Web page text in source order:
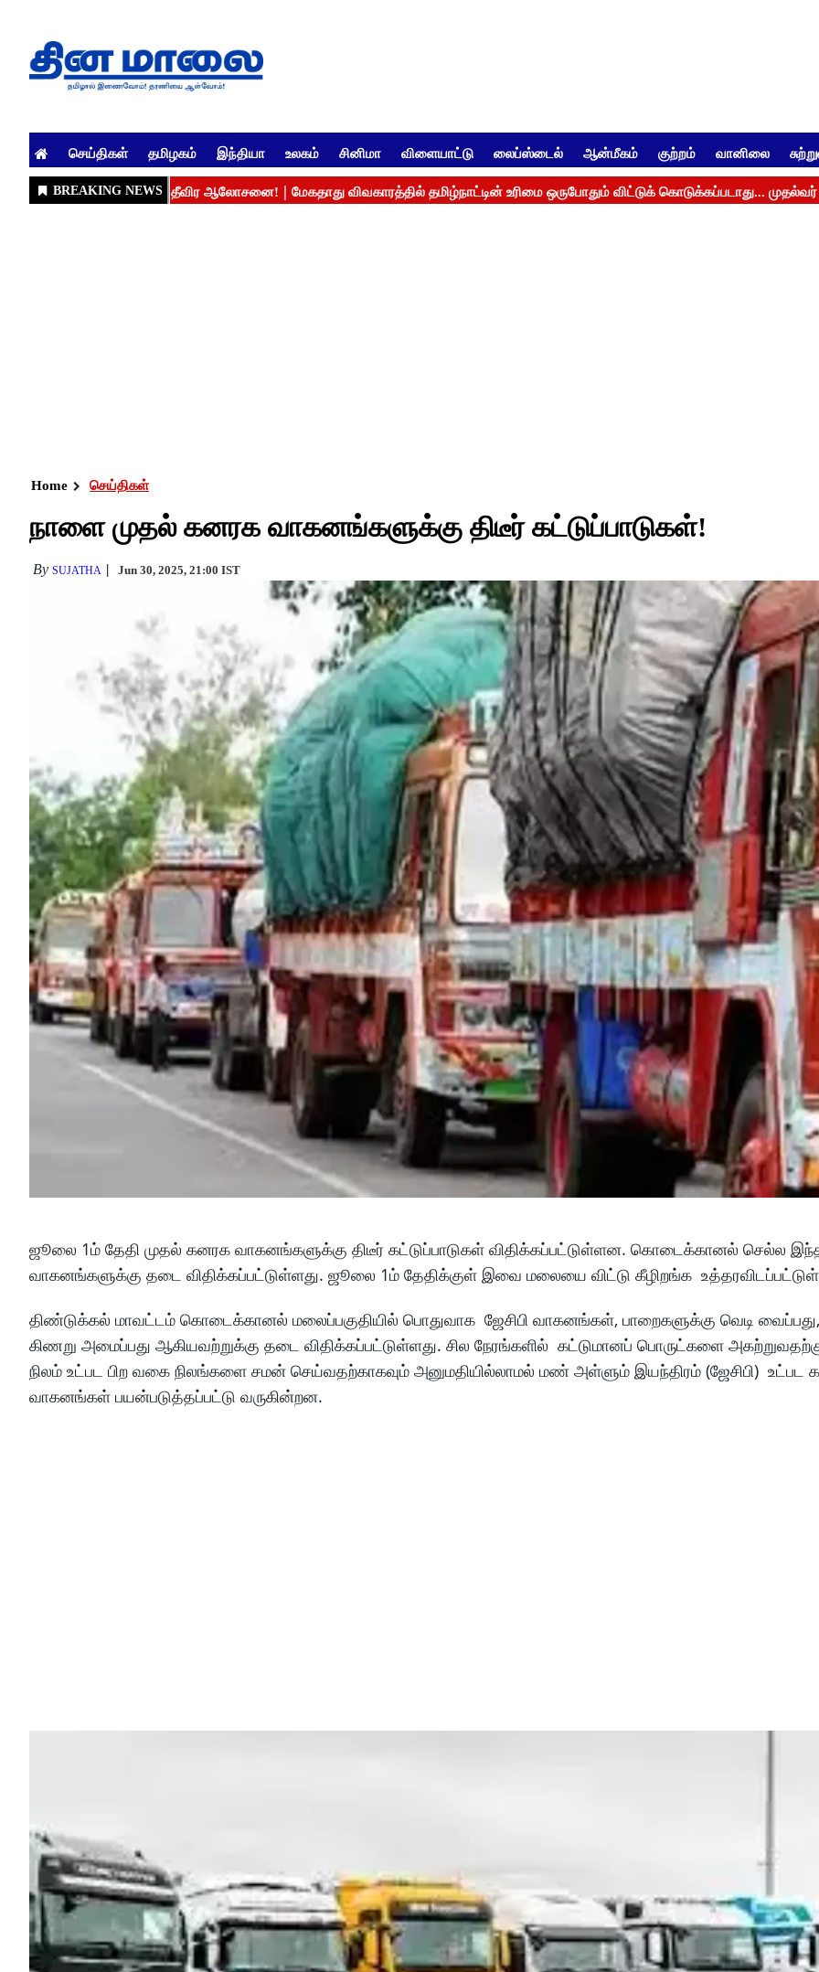
செய்திகள் தமிழகம் இந்தியா உலகம் சினிமா விளையாட்டு லைப்ஸ்டைல் ஆன்மீகம் குற்றம் வானிலை
Home செய்திகள்
நாளை முதல் கனரக வாகனங்களுக்கு திடீர் கட்டுப்பாடுகள்!
By SUJATHA Jun 30, 2025, 21:00 IST
ஜூலை 1ம் தேதி முதல் கனரக வாகனங்களுக்கு திடீர் கட்டுப்பாடுகள் விதிக்கப்பட்டுள்ளன. கொடைக்கானல் செல்ல
வாகனங்களுக்கு தடை விதிக்கப்பட்டுள்ளது. ஜூலை 1ம் தேதிக்குள் இவை மலையை விட்டு கீழிறங்க
திண்டுக்கல் மாவட்டம் கொடைக்கானல் மலைப்பகுதியில் பொதுவாக ஜேசிபி வாகனங்கள், பாறைகளுக்கு வெடி
கிணறு அமைப்பது ஆகியவற்றுக்கு தடை விதிக்கப்பட்டுள்ளது. சில நேரங்களில் கட்டுமானப் பொருட்களை
நிலம் உட்பட பிற வகை நிலங்களை சமன் செய்வதற்காகவும் அனுமதியில்லாமல் மண் அள்ளும் இயந்திரம் (ஜேசிபி) உட்பட
வாகனங்கள் பயன்படுத்தப்பட்டு வருகின்றன.